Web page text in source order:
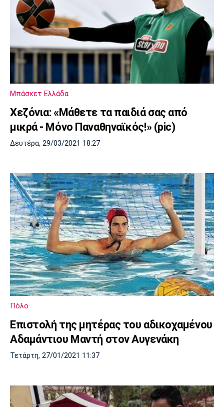
Μπάσκετ Ελλάδα
Χεζόνια: «Μάθετε τα παιδιά σας από
μικρά - Μόνο Παναθηναϊκός!» (pic)
Δευτέρα, 29/03/2021 18:27
Πόλο
Επιστολή της μητέρας του αδικοχαμένου
Αδαμάντιου Μαντή στον Αυγενάκη
Τετάρτη, 27/01/2021 11:37